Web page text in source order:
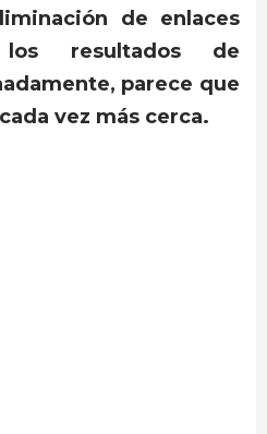
de enlaces
resultados de
parece que
vez más cerca.